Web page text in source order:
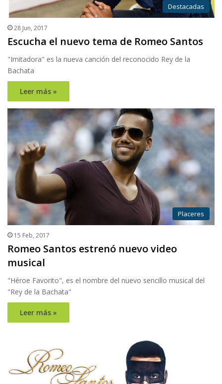
Destacadas
28 Jun, 2017
Escucha el nuevo tema de Romeo Santos
"Imitadora" es la nueva canción del reconocido Rey de la
Bachata
Leer más »
Placeres
15 Feb, 2017
Romeo Santos estrenó nuevo video
musical
"Héroe Favorito", es el nombre del nuevo sencillo musical del
"Rey de la Bachata"
Leer más »